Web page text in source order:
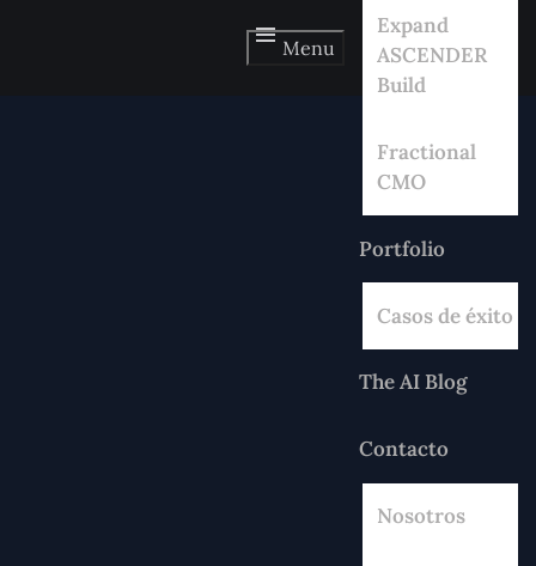
Menu
Expand
ASCENDER
Build
Fractional
CMO
Portfolio
Casos de éxito
The AI Blog
Contacto
Nosotros